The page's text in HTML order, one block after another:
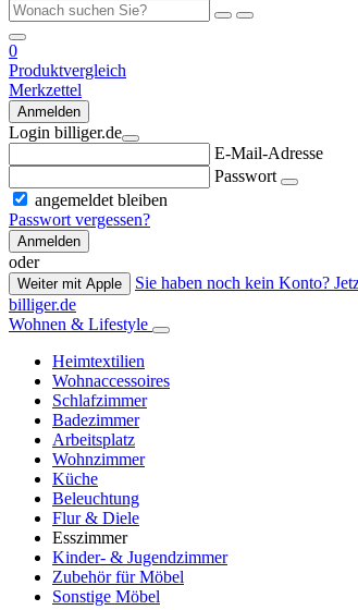
0
Produktvergleich
Merkzettel
Anmelden
Login billiger.de
E-Mail-Adresse
Passwort
angemeldet bleiben
Passwort vergessen?
Anmelden
oder
Weiter mit Apple
Sie haben noch kein Konto?
billiger.de
Wohnen & Lifestyle
Heimtextilien
Wohnaccessoires
Schlafzimmer
Badezimmer
Arbeitsplatz
Wohnzimmer
Küche
Beleuchtung
Flur & Diele
Esszimmer
Kinder- & Jugendzimmer
Zubehör für Möbel
Sonstige Möbel